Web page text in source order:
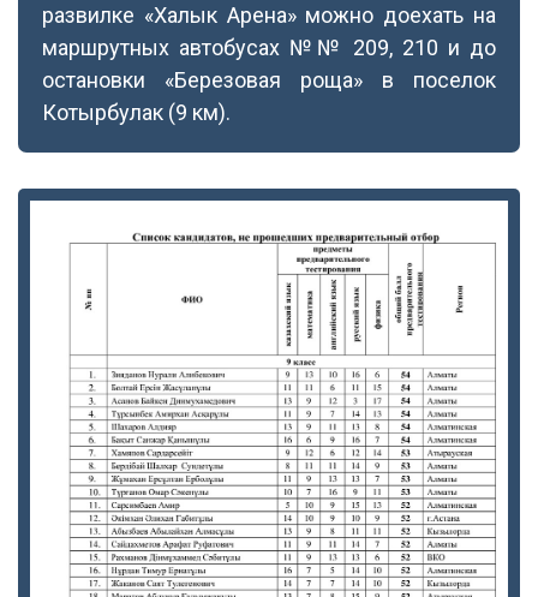
развилке «Халык Арена» можно доехать на
маршрутных автобусах №№ 209, 210 и до
остановки «Березовая роща» в поселок
Котырбулак (9 км).